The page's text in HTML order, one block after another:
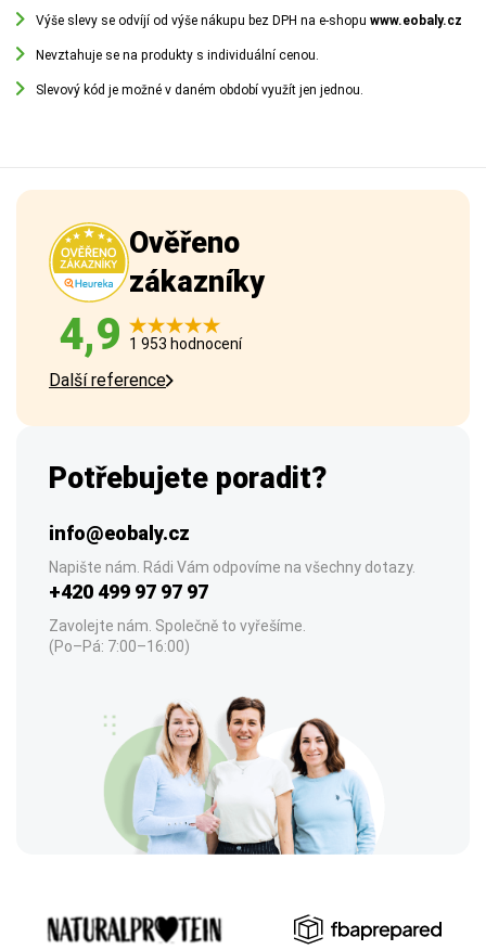
Výše slevy se odvíjí od výše nákupu bez DPH na e-shopu www.eobaly.cz
Nevztahuje se na produkty s individuální cenou.
Slevový kód je možné v daném období využít jen jednou.
Ověřeno
zákazníky
4,9 1 953 hodnocení
Další reference
Potřebujete poradit?
info@eobaly.cz
Napište nám. Rádi Vám odpovíme na všechny dotazy.
+420 499 97 97 97
Zavolejte nám. Společně to vyřešíme.
(Po–Pá: 7:00–16:00)